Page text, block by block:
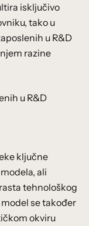
isključivo
tako u
u R&D
razine
u R&D
ključne
ali
tehnološkog
se također
okviru